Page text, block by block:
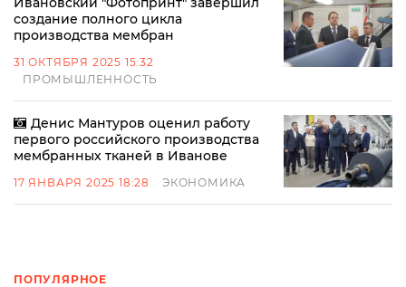
создание полного цикла
производства мембран
31 ОКТЯБРЯ 2025 15:32
ПРОМЫШЛЕННОСТЬ
Денис Мантуров оценил работу
первого российского производства
мембранных тканей в Иванове
17 ЯНВАРЯ 2025 18:28 ЭКОНОМИКА
ПОПУЛЯРНОЕ